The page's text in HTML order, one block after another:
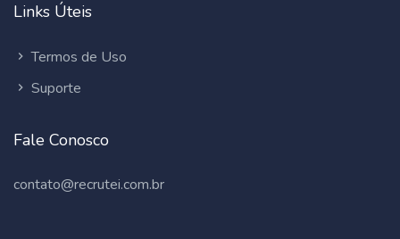
Links Úteis
Termos de Uso
Suporte
Fale Conosco
contato@recrutei.com.br